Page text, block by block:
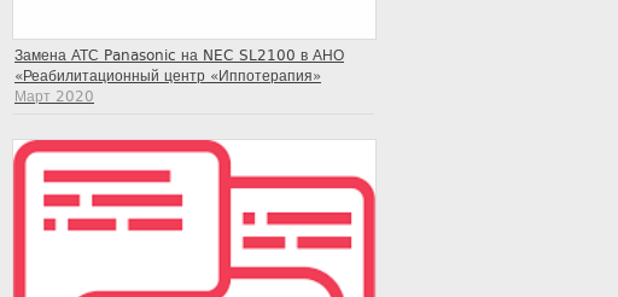
Замена АТС Panasonic на NEC SL2100 в АНО
«Реабилитационный центр «Иппотерапия»
Март 2020